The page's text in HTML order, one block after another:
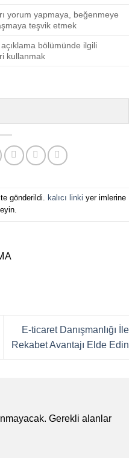
yorum yapmaya, beğenmeye
teşvik etmek
bölümünde ilgili
kullanmak
te gönderildi. kalıcı linki yer imlerine
E-ticaret Danışmanlığı İle
Rekabet Avantajı Elde Edin
Gerekli alanlar